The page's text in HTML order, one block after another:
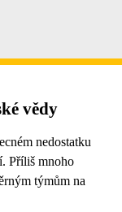
vědy
nedostatku
Příliš mnoho
týmům na